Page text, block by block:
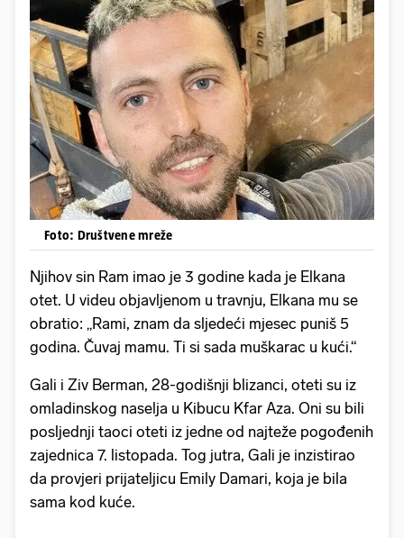
Foto: Društvene mreže
Njihov sin Ram imao je 3 godine kada je Elkana
otet. U videu objavljenom u travnju, Elkana mu se
obratio: „Rami, znam da sljedeći mjesec puniš 5
godina. Čuvaj mamu. Ti si sada muškarac u kući.“
Gali i Ziv Berman, 28-godišnji blizanci, oteti su iz
omladinskog naselja u Kibucu Kfar Aza. Oni su bili
posljednji taoci oteti iz jedne od najteže pogođenih
zajednica 7. listopada. Tog jutra, Gali je inzistirao
da provjeri prijateljicu Emily Damari, koja je bila
sama kod kuće.